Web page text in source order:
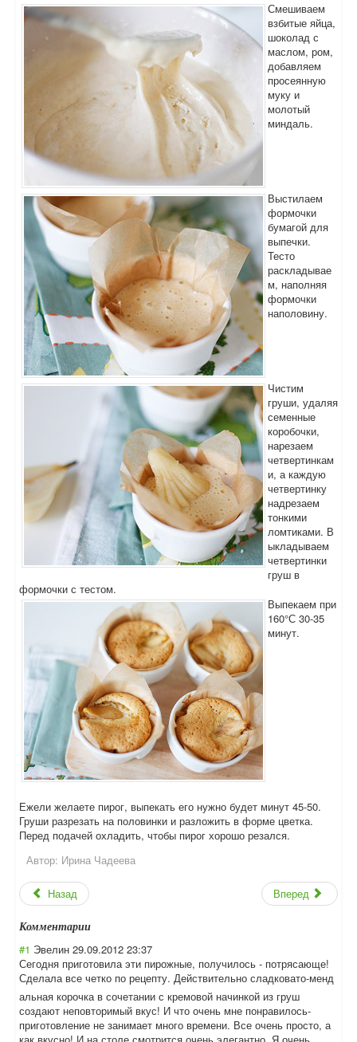
Смешиваем
взбитые яйца,
шоколад с
маслом, ром,
добавляем
просеянную
муку и
молотый
миндаль.
Выстилаем
формочки
бумагой для
выпечки.
Тесто
раскладывае
м, наполняя
формочки
наполовину.
Чистим
груши, удаляя
семенные
коробочки,
нарезаем
четвертинкам
и, а каждую
четвертинку
надрезаем
тонкими
ломтиками. В
ыкладываем
четвертинки
груш в
формочки с тестом.
Выпекаем при
160°С 30-35
минут.
Ежели желаете пирог, выпекать его нужно будет минут 45-50.
Груши разрезать на половинки и разложить в форме цветка.
Перед подачей охладить, чтобы пирог хорошо резался.
Автор: Ирина Чадеева
Назад Вперед
Комментарии
#1 Эвелин 29.09.2012 23:37
Сегодня приготовила эти пирожные, получилось - потрясающе!
Сделала все четко по рецепту. Действительно сладковато-менд
альная корочка в сочетании с кремовой начинкой из груш
создают неповторимый вкус! И что очень мне понравилось-
приготовление не занимает много времени. Все очень просто, а